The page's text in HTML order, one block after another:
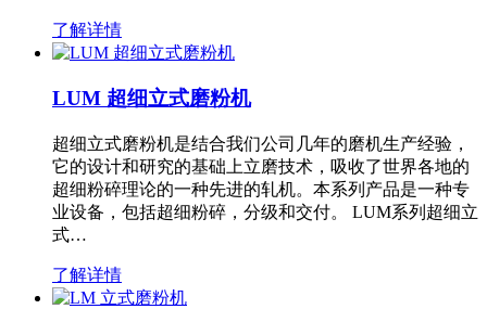
了解详情
LUM 超细立式磨粉机
超细立式磨粉机是结合我们公司几年的磨机生产经验，
它的设计和研究的基础上立磨技术，吸收了世界各地的
超细粉碎理论的一种先进的轧机。本系列产品是一种专
业设备，包括超细粉碎，分级和交付。 LUM系列超细立
式…
了解详情